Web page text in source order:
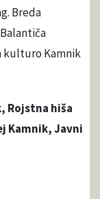
Breda
kulturo Kamnik
Rojstna hiša
Kamnik, Javni